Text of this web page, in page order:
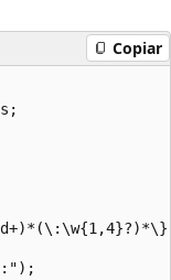
Copiar